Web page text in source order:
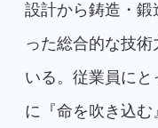
設計から鋳造・
った総合的な技
いる。従業員に
に『命を吹き込